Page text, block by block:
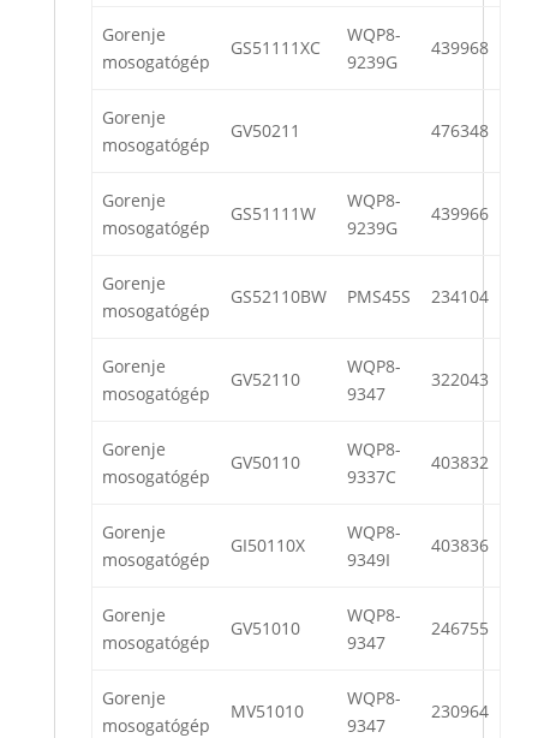
Gorenje
mosogatógép
GS51111XC
WQP8-
9239G
439968
Gorenje
mosogatógép
GV50211 476348
Gorenje
mosogatógép
GS51111W
WQP8-
9239G
439966
Gorenje
mosogatógép
GS52110BW PMS45S 234104
Gorenje
mosogatógép
GV52110
WQP8-
9347
322043
Gorenje
mosogatógép
GV50110
WQP8-
9337C
403832
Gorenje
mosogatógép
GI50110X
WQP8-
9349I
403836
Gorenje
mosogatógép
GV51010
WQP8-
9347
246755
Gorenje
mosogatógép
MV51010
WQP8-
9347
230964